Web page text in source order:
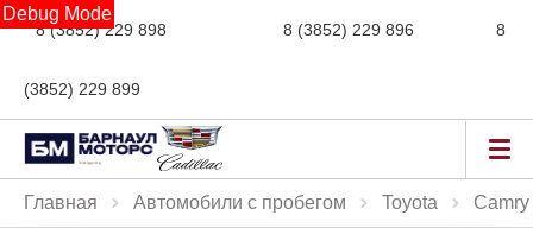
Debug Mode
8 (3852) 229 898 8 (3852) 229 896 8
(3852) 229 899
Главная Автомобили с пробегом Toyota Camry